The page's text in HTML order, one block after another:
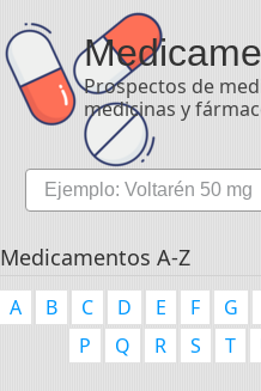
Prospectos de
medicinas y
Medicamentos A-Z
A B C D E F G
P
Q R S T